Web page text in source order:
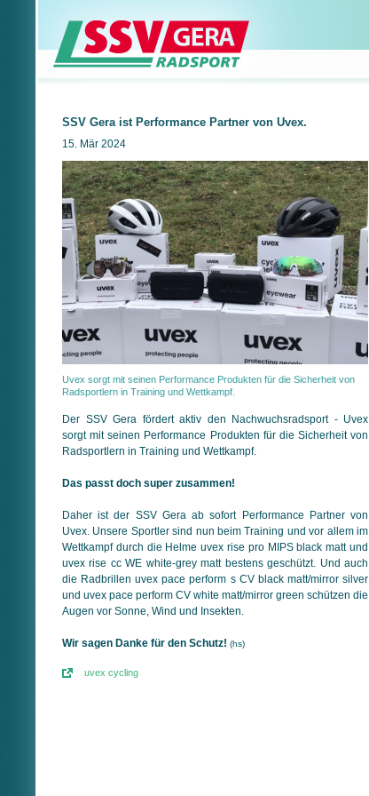
SSV Gera ist Performance Partner von Uvex.
15. Mär 2024
Uvex sorgt mit seinen Performance Produkten für die Sicherheit von
Radsportlern in Training und Wettkampf.
Der SSV Gera fördert aktiv den Nachwuchsradsport - Uvex
sorgt mit seinen Performance Produkten für die Sicherheit von
Radsportlern in Training und Wettkampf.
Das passt doch super zusammen!
Daher ist der SSV Gera ab sofort Performance Partner von
Uvex. Unsere Sportler sind nun beim Training und vor allem im
Wettkampf durch die Helme uvex rise pro MIPS black matt und
uvex rise cc WE white-grey matt bestens geschützt. Und auch
die Radbrillen uvex pace perform s CV black matt/mirror silver
und uvex pace perform CV white matt/mirror green schützen die
Augen vor Sonne, Wind und Insekten.
Wir sagen Danke für den Schutz! (hs)
uvex cycling